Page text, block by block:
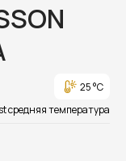
25 °C
средняя температура